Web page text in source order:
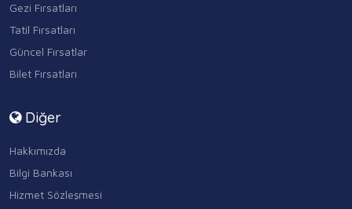
Gezi Fırsatları
Tatil Fırsatları
Güncel Fırsatlar
Bilet Fırsatları
Diğer
Hakkımızda
Bilgi Bankası
Hizmet Sözleşmesi